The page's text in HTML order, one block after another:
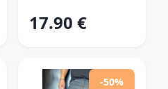
17.90 €
-50%